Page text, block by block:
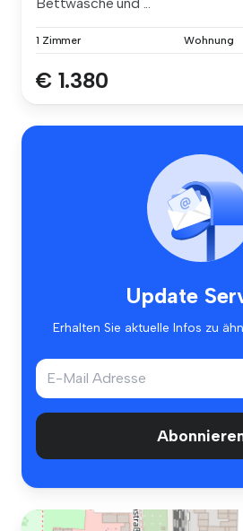
1 Zimmer Wohnung
€ 1.380
Update
Erhalten Sie aktuelle Infos zu